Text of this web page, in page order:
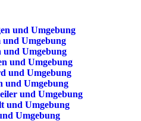
und Umgebung
Umgebung
Umgebung
und Umgebung
und Umgebung
und Umgebung
und Umgebung
und Umgebung
Umgebung